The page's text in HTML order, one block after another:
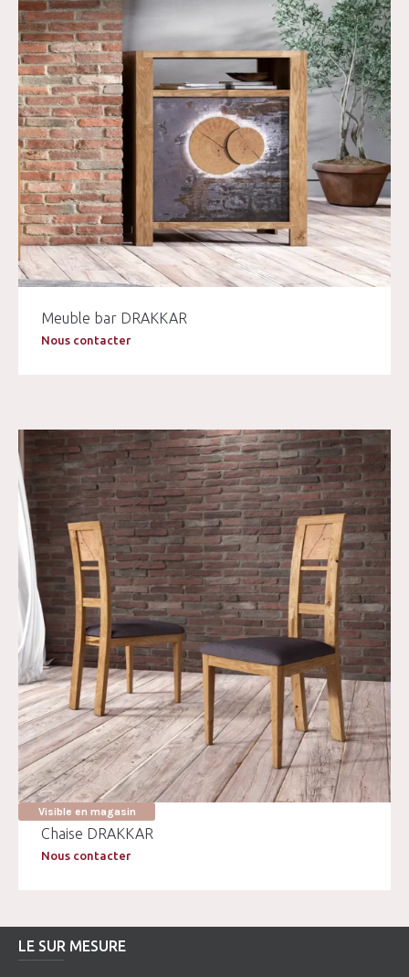
Meuble bar DRAKKAR
Nous contacter
Visible en magasin
Chaise DRAKKAR
Nous contacter
LE SUR MESURE